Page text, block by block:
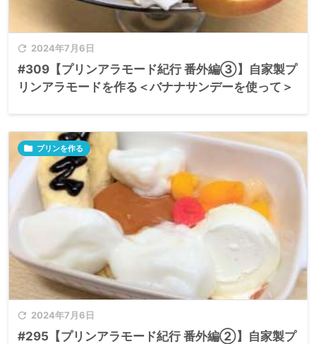
 2024年7月6日
#309【プリンアラモード紀行 番外編③】自家製プ
リンアラモードを作る＜バナナサンデーを使って＞
 2024年7月6日
 プリンを作る
#295【プリンアラモード紀行 番外編②】自家製プ